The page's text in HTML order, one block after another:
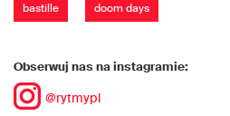
bastille doom days
Obserwuj nas na instagramie:
@rytmypl